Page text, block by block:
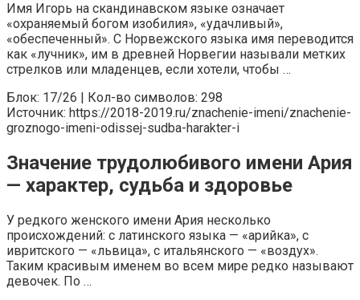
Имя Игорь на скандинавском языке означает
«охраняемый богом изобилия», «удачливый»,
«обеспеченный». С Норвежского языка имя переводится
как «лучник», им в древней Норвегии называли метких
стрелков или младенцев, если хотели, чтобы …
Блок: 17/26 | Кол-во символов: 298
Источник: https://2018-2019.ru/znachenie-imeni/znachenie-
groznogo-imeni-odissej-sudba-harakter-i
Значение трудолюбивого имени Ария
— характер, судьба и здоровье
У редкого женского имени Ария несколько
происхождений: с латинского языка — «арийка», с
ивритского — «львица», с итальянского — «воздух».
Таким красивым именем во всем мире редко называют
девочек. По …